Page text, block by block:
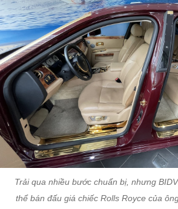
Trải qua nhiều bước chuẩn bị, nhưng
thể bán đấu giá chiếc Rolls Royce của